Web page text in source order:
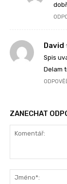
David
Spis
Delam
ZANECHAT